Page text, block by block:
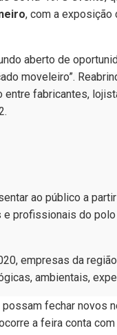
, com a exposição
aberto de
moveleiro”.
entre fabricantes,
ao público a
profissionais do
empresas da
ambientais,
fechar novos
a feira conta